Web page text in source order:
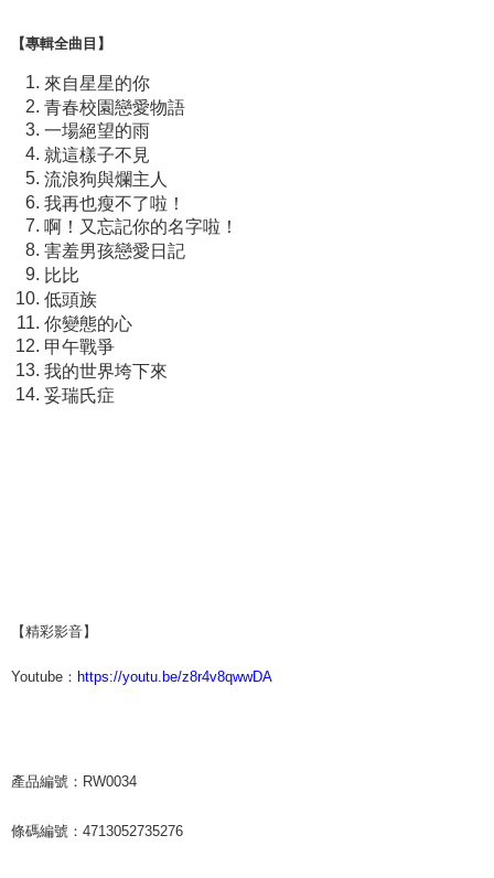
【專輯全曲目】
來自星星的你
青春校園戀愛物語
一場絕望的雨
就這樣子不見
流浪狗與爛主人
我再也瘦不了啦！
啊！又忘記你的名字啦！
害羞男孩戀愛日記
比比
低頭族
你變態的心
甲午戰爭
我的世界垮下來
妥瑞氏症
【精彩影音】
Youtube ： https://youtu.be/z8r4v8qwwDA
產品編號：RW0034
條碼編號：4713052735276